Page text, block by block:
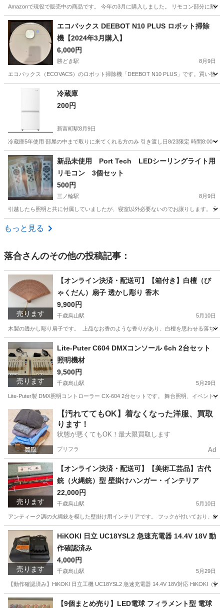
Amazonで現役で販売中の商品です。 今年の3月に購入しました。 リモコン部分に割
東京 江東区 豊洲駅
エコバックス DEEBOT N10 PLUS ロボット掃除
機【2024年3月購入】
6,000円
勝どき駅 8月9日
エコバックス（ECOVACS）のロボット掃除機「DEEBOT N10 PLUS」です。買い替
中央区 勝どき駅
冷蔵庫
200円
新富町駅8月9日
冷蔵庫5年使用 部屋の中まで取りに来てくれる方のみ 引き渡し日8/23限定 時間8:00〜
東京 中央区 新富町駅
新品未使用 Port Tech LEDシーリングライト用
リモコン 3個セット
500円
三ノ輪駅 8月9日
引越したら照明と共に付属していましたが、寝室以外必要ないのでお譲りします。
東京 台東区
もっと見る
落合さんのその他の投稿記事：
売ります
【オンライン決済・配送可】【箱付き】白檀（び
ゃくだん）扇子 透かし彫り 香木
9,900円
千歳烏山駅 5月10日
木製の透かし彫り扇子です。 上品なお香のような香りがあり、白檀を思わせる落ち
東京 世田谷区
売ります
Lite-Puter C604 DMXコンソール 6ch 2台セット
照明機材
9,500円
千歳烏山駅 5月29日
Lite-Puter製 DMX照明コントローラー CX-604 2台セットです。 舞台照明、イベント
東京 世田谷区 千歳烏山駅 エフェクター、PA機器 機材
【汚れててもOK】着なくなった洋服、買取
ります！
状態が悪くてもOK！最大限買取します
プリフラ Ad
売ります
【オンライン決済・配送可】【美術工芸品】古代
銃（火縄銃）型 壁掛けハンガー・インテリア
22,000円
千歳烏山駅 5月10日
アンティーク調の火縄銃を模した壁掛け用インテリアです。 フックが付いており、
東京 世田谷区 千歳烏山駅 インテリア雑貨/小物
売ります
HiKOKI 日立 UC18YSL2 急速充電器 14.4V 18V 動
作確認済み
4,000円
千歳烏山駅 5月29日
【動作確認済み】HiKOKI 日立工機 UC18YSL2 急速充電器 14.4V 18V対応 HiKOKI（
東京 世田谷区 千歳烏山駅 その他 YSL
【9個まとめ売り】LED電球 フィラメント型 電球